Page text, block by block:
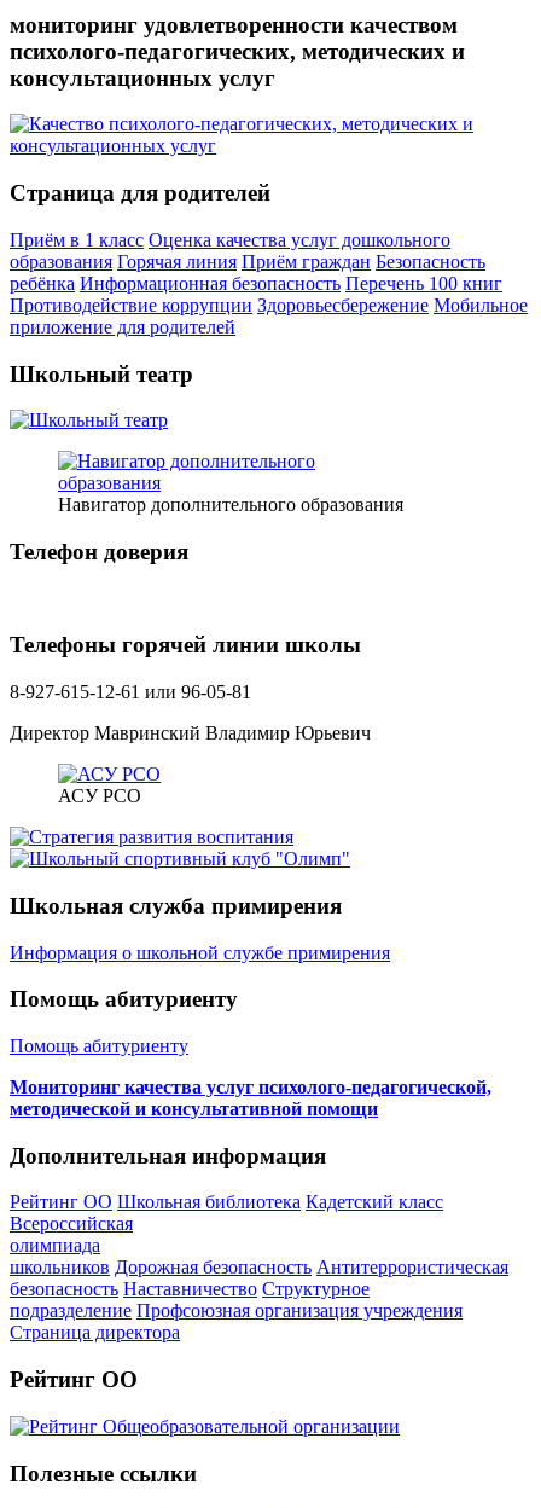
мониторинг удовлетворенности качеством
психолого-педагогических, методических и
консультационных услуг
Страница для родителей
Приём в 1 класс Оценка качества услуг дошкольного
образования Горячая линия Приём граждан Безопасность
ребёнка Информационная безопасность Перечень 100 книг
Противодействие коррупции Здоровьесбережение Мобильное
приложение для родителей
Школьный театр
Навигатор дополнительного образования
Телефон доверия
Телефоны горячей линии школы
8-927-615-12-61 или 96-05-81
Директор Мавринский Владимир Юрьевич
АСУ РСО
Школьная служба примирения
Информация о школьной службе примирения
Помощь абитуриенту
Помощь абитуриенту
Мониторинг качества услуг психолого-педагогической,
методической и консультативной помощи
Дополнительная информация
Рейтинг ОО Школьная библиотека Кадетский класс
Всероссийская
олимпиада
школьников Дорожная безопасность Антитеррористическая
безопасность Наставничество Структурное
подразделение Профсоюзная организация учреждения
Страница директора
Рейтинг ОО
Полезные ссылки